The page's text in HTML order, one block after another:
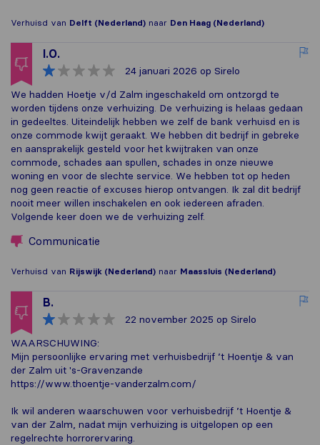
Verhuisd van Delft (Nederland) naar Den Haag (Nederland)
I.O.
24 januari 2026 op Sirelo
We hadden Hoetje v/d Zalm ingeschakeld om ontzorgd te
worden tijdens onze verhuizing. De verhuizing is helaas gedaan
in gedeeltes. Uiteindelijk hebben we zelf de bank verhuisd en is
onze commode kwijt geraakt. We hebben dit bedrijf in gebreke
en aansprakelijk gesteld voor het kwijtraken van onze
commode, schades aan spullen, schades in onze nieuwe
woning en voor de slechte service. We hebben tot op heden
nog geen reactie of excuses hierop ontvangen. Ik zal dit bedrijf
nooit meer willen inschakelen en ook iedereen afraden.
Volgende keer doen we de verhuizing zelf.
Communicatie
Verhuisd van Rijswijk (Nederland) naar Maassluis (Nederland)
B.
22 november 2025 op Sirelo
WAARSCHUWING:
Mijn persoonlijke ervaring met verhuisbedrijf ’t Hoentje & van
der Zalm uit 's-Gravenzande
https://www.thoentje-vanderzalm.com/
Ik wil anderen waarschuwen voor verhuisbedrijf ’t Hoentje &
van der Zalm, nadat mijn verhuizing is uitgelopen op een
regelrechte horrorervaring.